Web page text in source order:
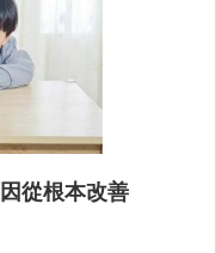
從根本改善